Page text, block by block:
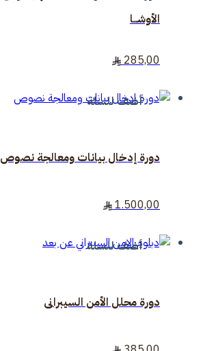
الأوشـــا
285,00
أضف للسلة
دورة إدخال بيانات ومعالجة نصوص
1.500,00
أضف للسلة
دورة محلل الأمن السيبرانى